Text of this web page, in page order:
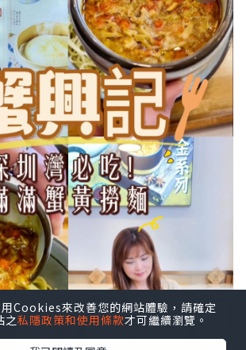
Cookies來改善您的網站體驗，請確定
之私隱政策和使用條款才可繼續瀏覽。